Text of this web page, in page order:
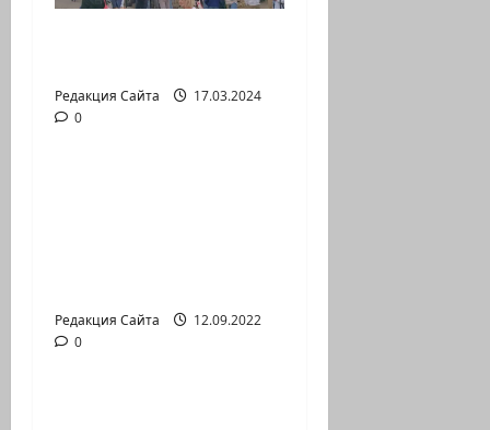
Редакция Сайта
17.03.2024
0Новости на сайте (архив)
Редакция Сайта
12.09.2022
0Новости на сайте (архив)